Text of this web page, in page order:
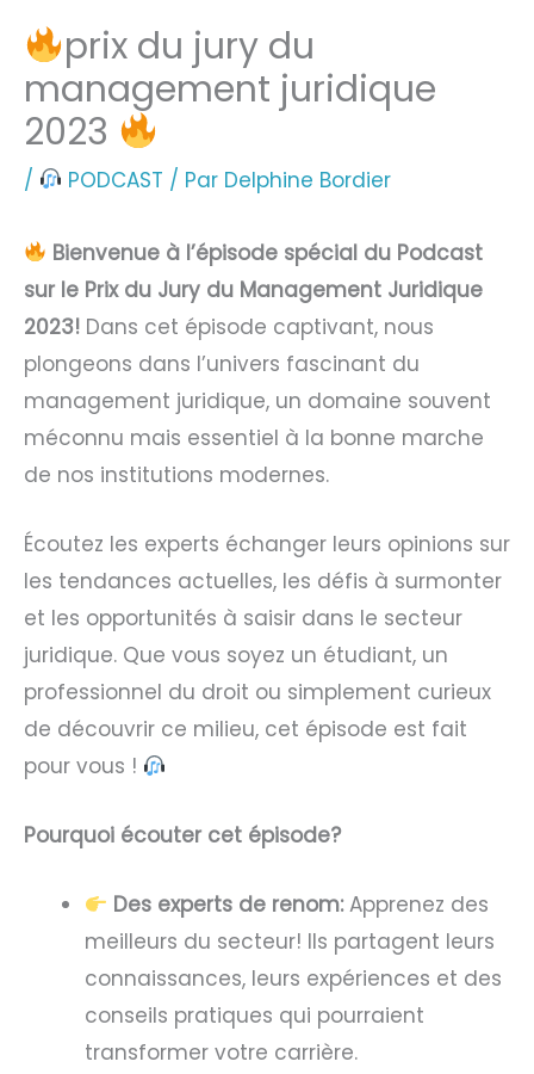
prix du jury du
management juridique
2023
/ PODCAST / Par Delphine Bordier
Bienvenue à l’épisode spécial du Podcast
sur le Prix du Jury du Management Juridique
2023! Dans cet épisode captivant, nous
plongeons dans l’univers fascinant du
management juridique, un domaine souvent
méconnu mais essentiel à la bonne marche
de nos institutions modernes.
Écoutez les experts échanger leurs opinions sur
les tendances actuelles, les défis à surmonter
et les opportunités à saisir dans le secteur
juridique. Que vous soyez un étudiant, un
professionnel du droit ou simplement curieux
de découvrir ce milieu, cet épisode est fait
pour vous !
Pourquoi écouter cet épisode?
Des experts de renom:Apprenez des
meilleurs du secteur! Ils partagent leurs
connaissances, leurs expériences et des
conseils pratiques qui pourraient
transformer votre carrière.